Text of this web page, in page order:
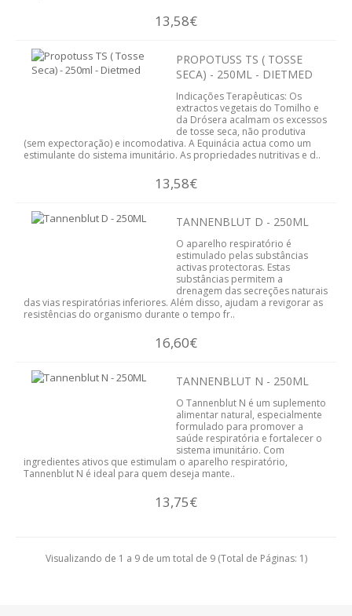
SISTEMA PULMONAR
SISTEMA RENAL E URINÁRIO
VITAMINAS
CELULITE
CORTA-APETITE
SUBSTITUTO DE REFEIÇÕES
TERMOGÉNICO
PLANOS DE EMAGRECIMENTO
13,58€
PROPOTUSS TS ( TOSSE
SECA) - 250ML - DIETMED
Indicações Terapêuticas: Os
extractos vegetais do Tomilho e
da Drósera acalmam os excessos
de tosse seca, não produtiva
(sem expectoração) e incomodativa. A Equinácia actua como um
estimulante do sistema imunitário. As propriedades nutritivas e d..
13,58€
TANNENBLUT D - 250ML
O aparelho respiratório é
estimulado pelas substâncias
activas protectoras. Estas
substâncias permitem a
drenagem das secreções naturais
das vias respiratórias inferiores. Além disso, ajudam a revigorar as
resistências do organismo durante o tempo fr..
16,60€
TANNENBLUT N - 250ML
O Tannenblut N é um suplemento
alimentar natural, especialmente
formulado para promover a
saúde respiratória e fortalecer o
sistema imunitário. Com
ingredientes ativos que estimulam o aparelho respiratório,
Tannenblut N é ideal para quem deseja mante..
13,75€
Visualizando de 1 a 9 de um total de 9 (Total de Páginas: 1)